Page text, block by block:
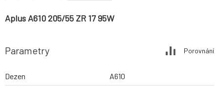
Aplus A610 205/55 ZR 17 95W
Parametry Porovnání
Dezen
A610